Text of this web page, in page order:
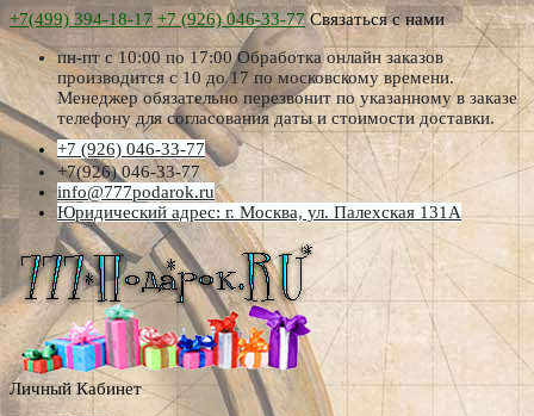
+7(499) 394-18-17 +7 (926) 046-33-77 Связаться с нами
пн-пт с 10:00 по 17:00 Обработка онлайн заказов
производится с 10 до 17 по московскому времени.
Менеджер обязательно перезвонит по указанному в заказе
телефону для согласования даты и стоимости доставки.
+7 (926) 046-33-77
+7(926) 046-33-77
info@777podarok.ru
Юридический адрес: г. Москва, ул. Палехская 131А
Личный Кабинет